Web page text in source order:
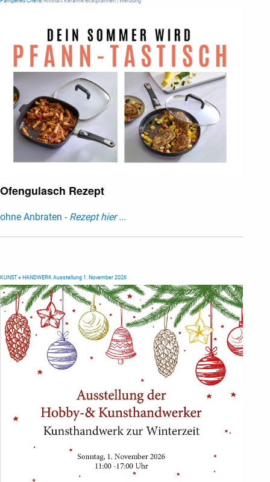
Ofengulasch Rezept
ohne Anbraten - Rezept hier ...
KUNST + HANDWERK Ausstellung 1. November 2026